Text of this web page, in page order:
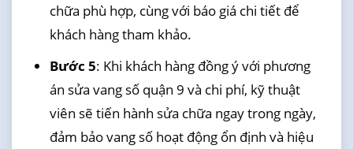
chữa phù hợp, cùng với báo giá chi tiết để
khách hàng tham khảo.
Bước 5: Khi khách hàng đồng ý với phương
án sửa vang số quận 9 và chi phí, kỹ thuật
viên sẽ tiến hành sửa chữa ngay trong ngày,
đảm bảo vang số hoạt động ổn định và hiệu